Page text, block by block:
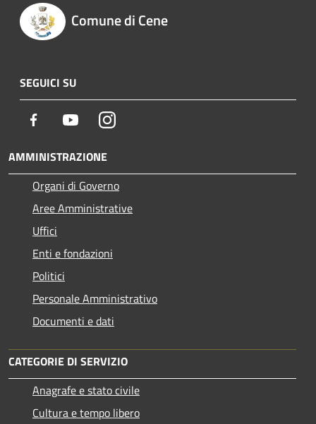
Comune di Cene
SEGUICI SU
Facebook YoutubeInstagram
AMMINISTRAZIONE
Organi di Governo
Aree Amministrative
Uffici
Enti e fondazioni
Politici
Personale Amministrativo
Documenti e dati
CATEGORIE DI SERVIZIO
Anagrafe e stato civile
Cultura e tempo libero